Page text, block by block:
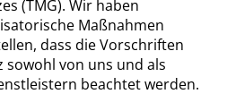
(TMG). Wir haben
Maßnahmen
dass die Vorschriften
von uns und als
beachtet werden.